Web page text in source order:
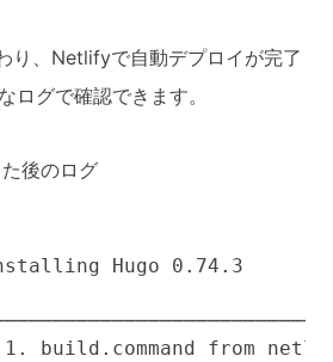
り、Netlifyで自動デプロイが完了
ログで確認できます。
後のログ
Hugo 0.74.3
1. build.command from